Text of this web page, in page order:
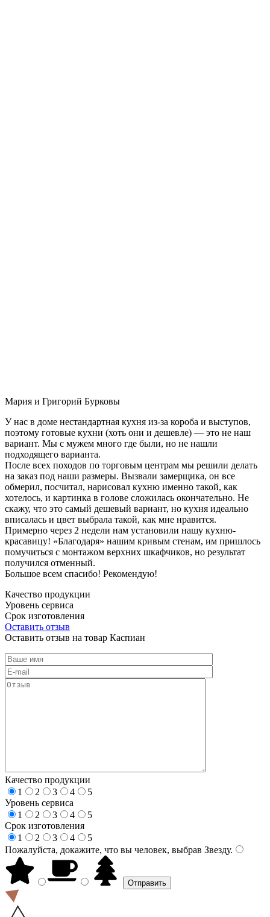
Мария и Григорий Бурковы
У нас в доме нестандартная кухня из-за короба и выступов,
поэтому готовые кухни (хоть они и дешевле) — это не наш
вариант. Мы с мужем много где были, но не нашли
подходящего варианта.
После всех походов по торговым центрам мы решили делать
на заказ под наши размеры. Вызвали замерщика, он все
обмерил, посчитал, нарисовал кухню именно такой, как
хотелось, и картинка в голове сложилась окончательно. Не
скажу, что это самый дешевый вариант, но кухня идеально
вписалась и цвет выбрала такой, как мне нравится.
Примерно через 2 недели нам установили нашу кухню-
красавицу! «Благодаря» нашим кривым стенам, им пришлось
помучиться с монтажом верхних шкафчиков, но результат
получился отменный.
Большое всем спасибо! Рекомендую!
Качество продукции
Уровень сервиса
Срок изготовления
Оставить отзыв
Оставить отзыв на товар Каспиан
Качество продукции
1
2 3 4
5
Уровень сервиса
1
2 3 4
5
Срок изготовления
1
2 3 4
5
Пожалуйста, докажите, что вы человек, выбрав Звезду.